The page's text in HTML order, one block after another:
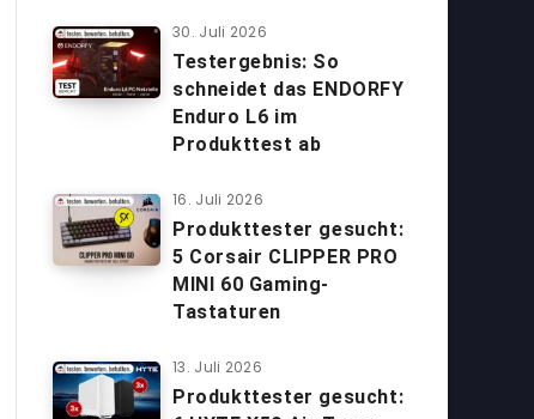
30. Juli 2026
Testergebnis: So
schneidet das ENDORFY
Enduro L6 im
Produkttest ab
16. Juli 2026
Produkttester gesucht:
5 Corsair CLIPPER PRO
MINI 60 Gaming-
Tastaturen
13. Juli 2026
Produkttester gesucht: